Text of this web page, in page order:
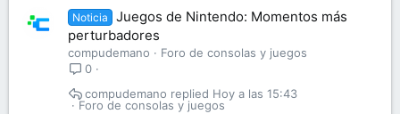
Noticia
Juegos de Nintendo: Momentos más
perturbadores
compudemano
Foro de consolas y juegos
0
Foro de consolas y juegos
Hoy a las 15:43
compudemano